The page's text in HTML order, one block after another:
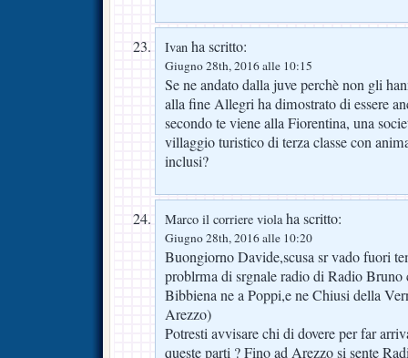
Ivan ha scritto:
Giugno 28th, 2016 alle 10:15
Se ne andato dalla juve perchè non gli
alla fine Allegri ha dimostrato di essere
secondo te viene alla Fiorentina, una
villaggio turistico di terza classe con
inclusi?
Marco il corriere violaha scritto:
Giugno 28th, 2016 alle 10:20
Buongiorno Davide,scusa sr vado fuori
problrma di srgnale radio di Radio Bruno
Bibbiena ne a Poppi,e ne Chiusi della
Arezzo)
Potresti avvisare chi di dovere per far
queste parti ? Fino ad Arezzo si sente